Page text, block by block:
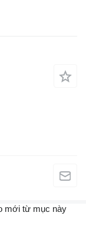
mới từ mục này